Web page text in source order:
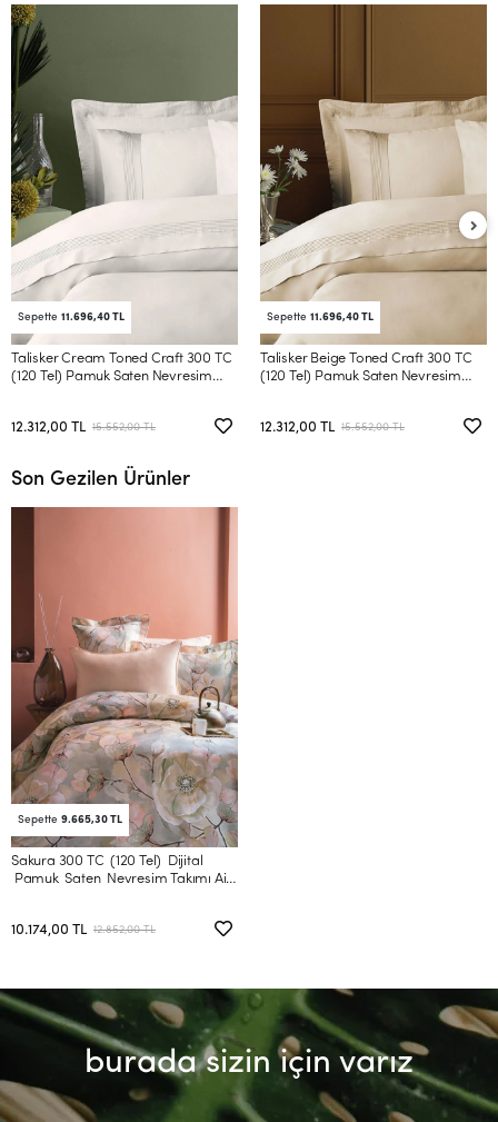
Sepette 11.696,40 TL
Talisker Cream Toned Craft 300 TC
(120 Tel) Pamuk Saten Nevresim
12.312,00 TL 15.552,00 TL
Sepette 11.696,40 TL
Talisker Beige Toned Craft 300 TC
(120 Tel) Pamuk Saten Nevresim
12.312,00 TL 15.552,00 TL
Son Gezilen Ürünler
Sepette 9.665,30 TL
Sakura 300 TC (120 Tel) Dijital
Pamuk Saten Nevresim Takımı Aile
10.174,00 TL 12.852,00 TL
burada sizin için varız